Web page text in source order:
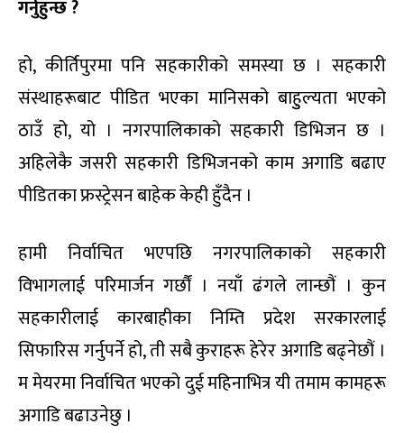
गर्नुहुन्छ ?
हो, कीर्तिपुरमा पनि सहकारीको समस्या छ । सहकारी
संस्थाहरूबाट पीडित भएका मानिसको बाहुुल्यता भएको
ठाउँ हो, यो । नगरपालिकाको सहकारी डिभिजन छ ।
अहिलेकै जसरी सहकारी डिभिजनको काम अगाडि बढाए
पीडितका फ्रस्ट्रेसन बाहेक केही हुँदैन ।
हामी निर्वाचित भएपछि नगरपालिकाको सहकारी
विभागलाई परिमार्जन गर्छौं । नयाँ ढंगले लान्छौं । कुन
सहकारीलाई कारबाहीका निम्ति प्रदेश सरकारलाई
सिफारिस गर्नुपर्ने हो, ती सबै कुराहरू हेरेर अगाडि बढ्नेछौं ।
म मेयरमा निर्वाचित भएको दुई महिनाभित्र यी तमाम कामहरू
अगाडि बढाउनेछु ।